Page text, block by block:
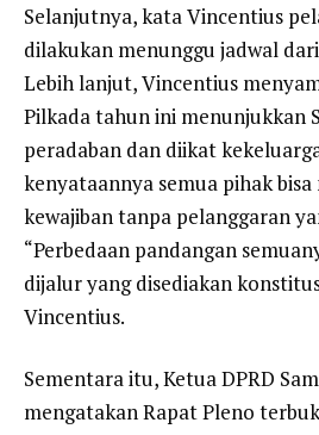
Selanjutnya, kata Vincentius
dilakukan menunggu jadwal
Lebih lanjut, Vincentius
Pilkada tahun ini menunjukkan
peradaban dan diikat
kenyataannya semua pihak
kewajiban tanpa pelanggaran
“Perbedaan pandangan
dijalur yang disediakan
Vincentius.
Sementara itu, Ketua DPRD
mengatakan Rapat Pleno